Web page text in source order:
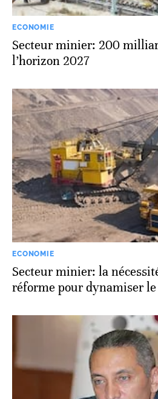
ECONOMIE
Secteur minier: 200
l’horizon 2027
ECONOMIE
Secteur minier: la
réforme pour dynamiser